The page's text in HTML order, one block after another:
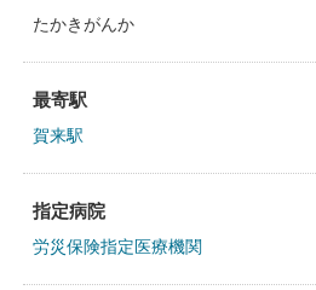
たかきがんか
最寄駅
賀来駅
指定病院
労災保険指定医療機関